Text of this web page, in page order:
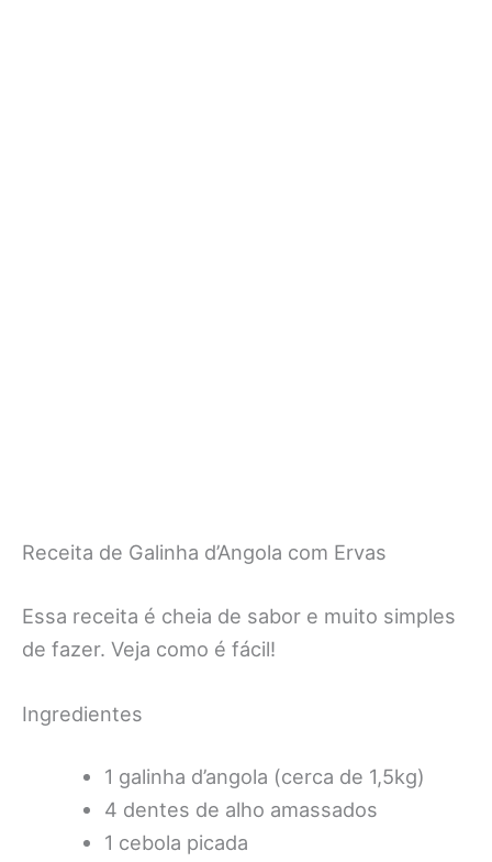
Receita de Galinha d’Angola com Ervas
Essa receita é cheia de sabor e muito simples
de fazer. Veja como é fácil!
Ingredientes
1 galinha d’angola (cerca de 1,5kg)
4 dentes de alho amassados
1 cebola picada